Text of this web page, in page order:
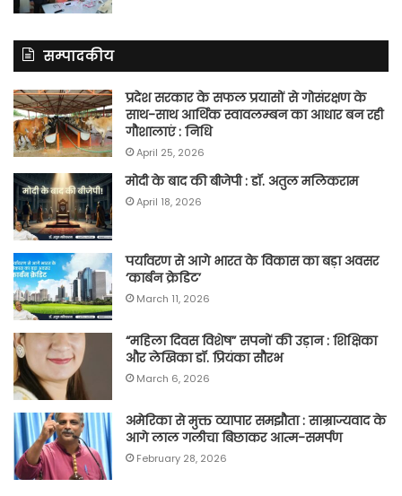
सम्पादकीय
प्रदेश सरकार के सफल प्रयासों से गोसंरक्षण के
साथ-साथ आर्थिक स्वावलम्बन का आधार बन रही
गौशालाएं : निधि
April 25, 2026
मोदी के बाद की बीजेपी : डॉ. अतुल मलिकराम
April 18, 2026
पर्यावरण से आगे भारत के विकास का बड़ा अवसर
‘कार्बन क्रेडिट’
March 11, 2026
“महिला दिवस विशेष” सपनों की उड़ान : शिक्षिका
और लेखिका डॉ. प्रियंका सौरभ
March 6, 2026
अमेरिका से मुक्त व्यापार समझौता : साम्राज्यवाद के
आगे लाल गलीचा बिछाकर आत्म-समर्पण
February 28, 2026